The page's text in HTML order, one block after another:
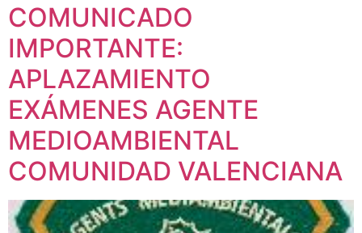
COMUNICADO
IMPORTANTE:
APLAZAMIENTO
EXÁMENES AGENTE
MEDIOAMBIENTAL
COMUNIDAD VALENCIANA